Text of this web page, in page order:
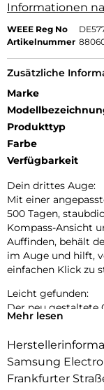
Informationen
WEEE Reg No
Artikelnummer
Zusätzliche
Marke
Produkttyp
Farbe
Verfügbarkeit
Dein drittes Auge:
Mit einer
500 Tagen,
Kompass-Ansicht
Auffinden, behält
im Auge und hilft,
einfachen Klick zu
Leicht gefunden:
Der neu gestaltete
und zu tragen. Er
hält bis zu 500
Energiesparmodus.
Mehr lesen
Samsung
Frankfurter